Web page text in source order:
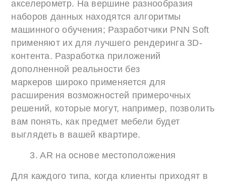
акселерометр. На вершине разнообразия
наборов данных находятся алгоритмы
машинного обучения; Разработчики PNN Soft
применяют их для лучшего рендеринга 3D-
контента. Разработка приложений
дополненной реальности без
маркеров широко применяется для
расширения возможностей примерочных
решений, которые могут, например, позволить
вам понять, как предмет мебели будет
выглядеть в вашей квартире.
3. AR на основе местоположения
Для каждого типа, когда клиенты приходят в